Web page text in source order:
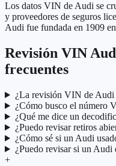
Los datos VIN de Audi se
y proveedores de seguros
Audi fue fundada en 1909
Revisión VIN
frecuentes
¿La revisión VIN de Audi
¿Cómo busco el número
¿Qué me dice un
¿Puedo revisar retiros
¿Cómo sé si un Audi
¿Puedo revisar si un Audi
+